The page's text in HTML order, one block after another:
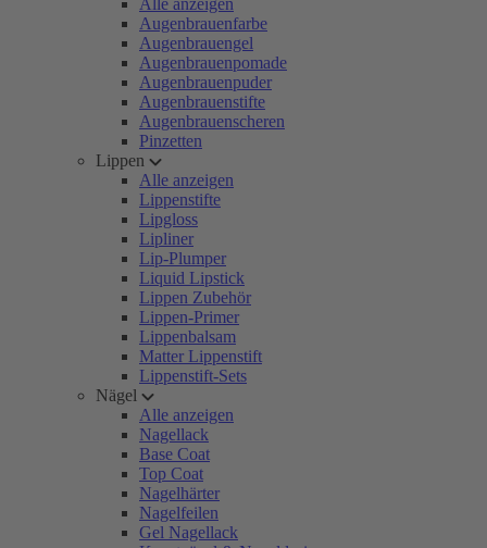
Alle anzeigen
Augenbrauenfarbe
Augenbrauengel
Augenbrauenpomade
Augenbrauenpuder
Augenbrauenstifte
Augenbrauenscheren
Pinzetten
Lippen
Alle anzeigen
Lippenstifte
Lipgloss
Lipliner
Lip-Plumper
Liquid Lipstick
Lippen Zubehör
Lippen-Primer
Lippenbalsam
Matter Lippenstift
Lippenstift-Sets
Nägel
Alle anzeigen
Nagellack
Base Coat
Top Coat
Nagelhärter
Nagelfeilen
Gel Nagellack